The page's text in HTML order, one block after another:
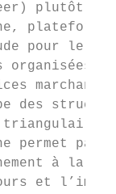
plutôt que
pour le
des
permet
à la
et